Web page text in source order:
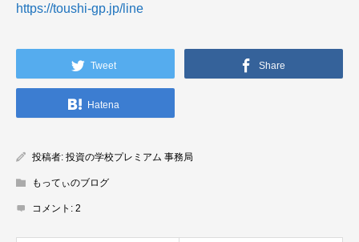
https://toushi-gp.jp/line
Tweet Share
Hatena
投稿者: 投資の学校プレミアム 事務局
もってぃのブログ
コメント: 2